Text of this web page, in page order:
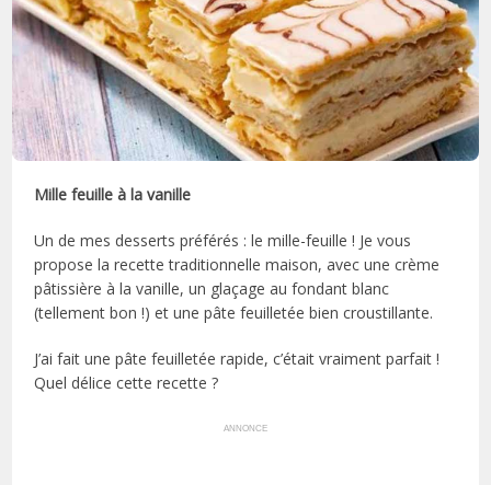
Mille feuille à la vanille
Un de mes desserts préférés : le mille-feuille ! Je vous
propose la recette traditionnelle maison, avec une crème
pâtissière à la vanille, un glaçage au fondant blanc
(tellement bon !) et une pâte feuilletée bien croustillante.
J’ai fait une pâte feuilletée rapide, c’était vraiment parfait !
Quel délice cette recette ?
ANNONCE